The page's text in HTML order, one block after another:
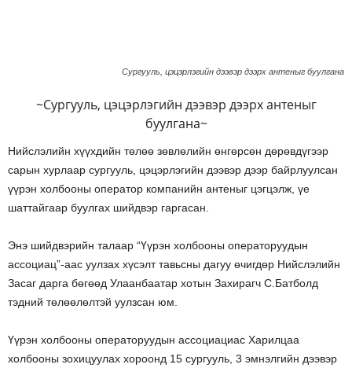
Сургууль, цэцэрлэгийн дээвэр дээрх антеныг буулгана
~Сургууль, цэцэрлэгийн дээвэр дээрх антеныг
буулгана~
Нийслэлийн хүүхдийн төлөө зөвлөлийн өнгөрсөн дөрөвдүгээр
сарын хурлаар сургууль, цэцэрлэгийн дээвэр дээр байрлуулсан
үүрэн холбооны оператор компанийн антеныг цэгцэлж, үе
шаттайгаар буулгах шийдвэр гаргасан.
Энэ шийдвэрийн талаар “Үүрэн холбооны операторуудын
ассоциац”-аас уулзах хүсэлт тавьсны дагуу өчигдөр Нийслэлийн
Засаг дарга бөгөөд Улаанбаатар хотын Захирагч С.Батболд
тэдний төлөөлөлтэй уулзсан юм.
Үүрэн холбооны операторуудын ассоциациас Харилцаа
холбооны зохицуулах хороонд 15 сургууль, 3 эмнэлгийн дээвэр